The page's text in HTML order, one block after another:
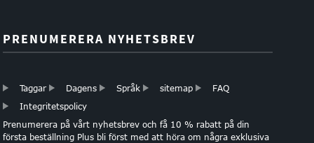
PRENUMERERA NYHETSBREV
Taggar Dagens Språk sitemap
FAQ
Integritetspolicy
Prenumerera på vårt nyhetsbrev och få 10 % rabatt på din
första beställning Plus bli först med att höra om några exklusiva